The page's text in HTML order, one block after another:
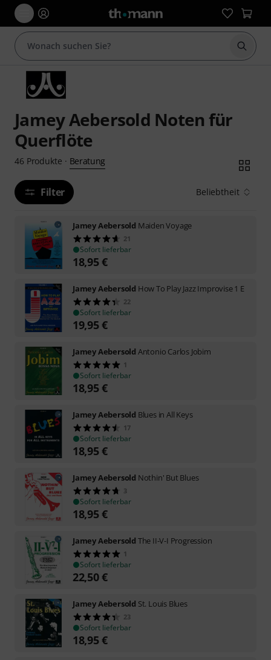
Suche
Jamey Aebersold Noten für
Querflöte
46 Produkte · Beratung
Filter Beliebtheit
Jamey Aebersold Maiden Voyage
21
Sofort lieferbar
18,95€
Jamey Aebersold How To Play Jazz Improvise 1 E
22
Sofort lieferbar
19,95€
Jamey Aebersold Antonio Carlos Jobim
1
Sofort lieferbar
18,95€
Jamey Aebersold Blues in All Keys
17
Sofort lieferbar
18,95€
Jamey Aebersold Nothin' But Blues
3
Sofort lieferbar
18,95€
Jamey Aebersold The II-V-I Progression
1
Sofort lieferbar
22,50€
Jamey Aebersold St. Louis Blues
23
Sofort lieferbar
18,95€